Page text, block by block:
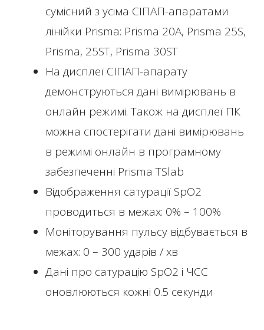
сумісний з усіма СІПАП-апаратами
лінійки Prisma: Prisma 20A, Prisma 25S,
Prisma, 25ST, Prisma 30ST
На дисплеї СІПАП-апарату
демонструються дані вимірювань в
онлайн режимі. Також на дисплеї ПК
можна спостерігати дані вимірювань
в режимі онлайн в програмному
забезпеченні Prisma TSlab
Відображення сатурації SpO2
проводиться в межах: 0% – 100%
Моніторування пульсу відбувається в
межах: 0 – 300 ударів / хв
Дані про сатурацію SpO2 і ЧСС
оновлюються кожні 0.5 секунди